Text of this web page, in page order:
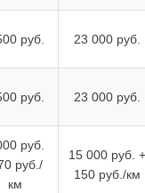
руб. 23 000 руб.
руб. 23 000 руб.
руб.
руб./
км
15 000 руб. +
150 руб./км